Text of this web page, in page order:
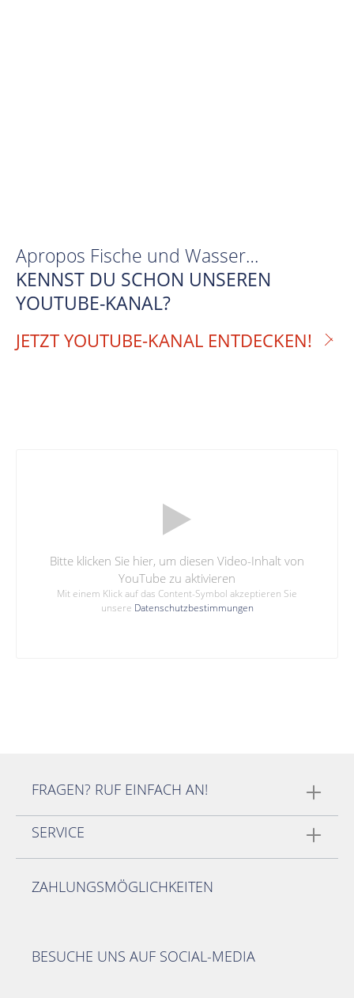
Apropos Fische und Wasser…
KENNST DU SCHON UNSEREN
YOUTUBE-KANAL?
JETZT YOUTUBE-KANAL ENTDECKEN!
Bitte klicken Sie hier, um diesen Video-Inhalt von
YouTube zu aktivieren
Mit einem Klick auf das Content-Symbol akzeptieren Sie
unsere Datenschutzbestimmungen
FRAGEN? RUF EINFACH AN!
SERVICE
ZAHLUNGSMÖGLICHKEITEN
BESUCHE UNS AUF SOCIAL-MEDIA